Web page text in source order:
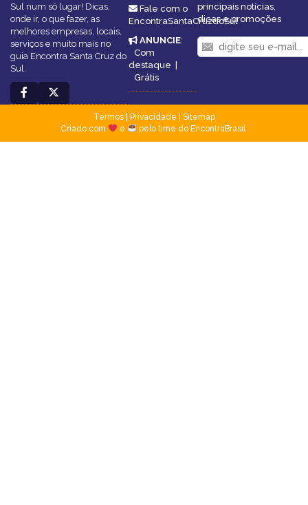
Sul num só lugar! Dicas,
onde ir, o que fazer, as
melhores empresas, locais,
serviços e muito mais no
guia Encontra Santa Cruz do
Sul.
Fale com o
EncontraSantaCruzdoSul
ANUNCIE:
Com
destaque
Grátis
principais notícias,
dicas e promoções
Termos| Privacidade
Sitemap
Criado com
e pelo time do EncontraBrasil